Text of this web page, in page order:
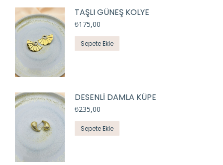
TAŞLI GÜNEŞ KOLYE
₺175,00
Sepete Ekle
DESENLİ DAMLA KÜPE
₺235,00
Sepete Ekle